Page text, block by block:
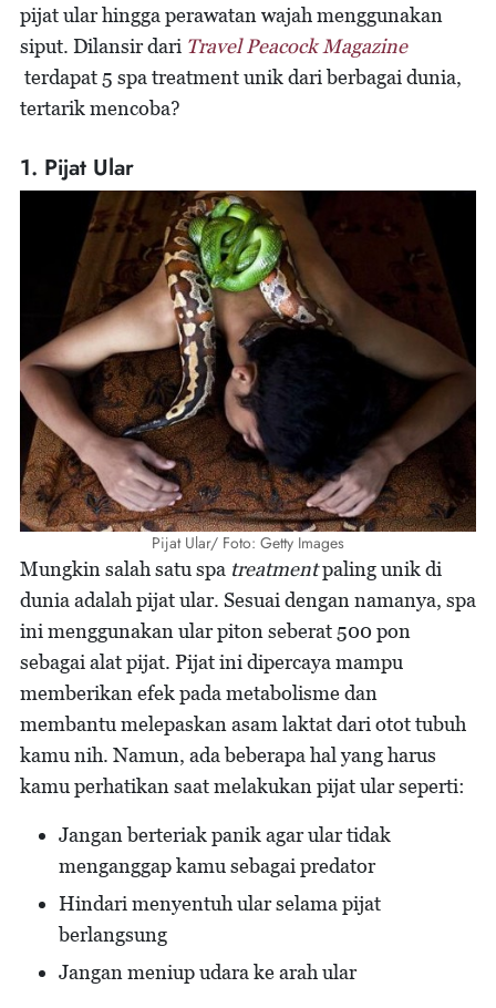
pijat ular hingga perawatan wajah menggunakan
siput. Dilansir dari Travel Peacock Magazine
terdapat 5 spa treatment unik dari berbagai dunia,
tertarik mencoba?
1. Pijat Ular
Pijat Ular/ Foto: Getty Images
Mungkin salah satu spa treatmentpaling unik di
dunia adalah pijat ular. Sesuai dengan namanya, spa
ini menggunakan ular piton seberat 500 pon
sebagai alat pijat. Pijat ini dipercaya mampu
memberikan efek pada metabolisme dan
membantu melepaskan asam laktat dari otot tubuh
kamu nih. Namun, ada beberapa hal yang harus
kamu perhatikan saat melakukan pijat ular seperti:
Jangan berteriak panik agar ular tidak
menganggap kamu sebagai predator
Hindari menyentuh ular selama pijat
berlangsung
Jangan meniup udara ke arah ular